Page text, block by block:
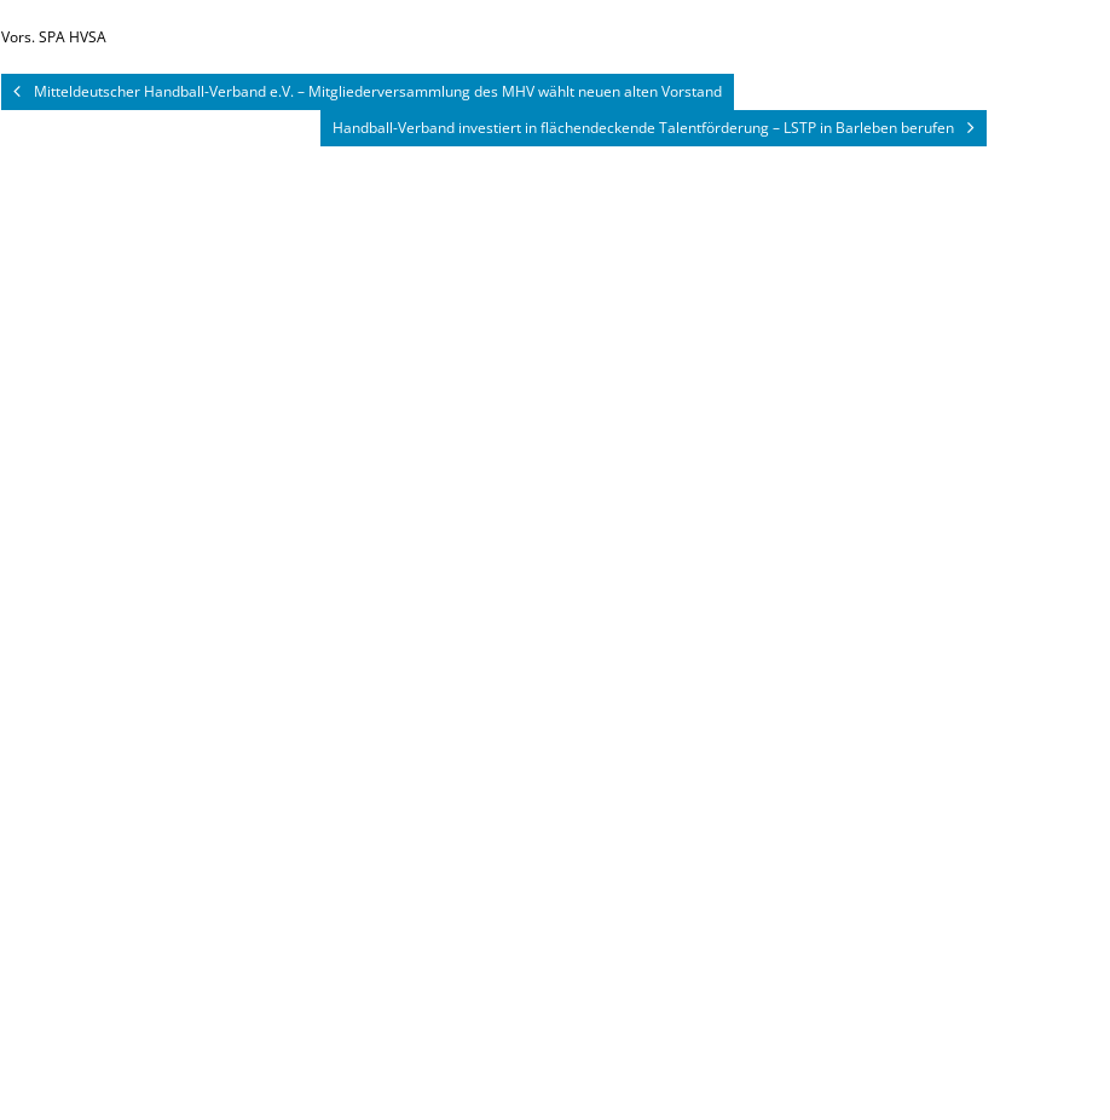
Vors. SPA HVSA
Mitteldeutscher Handball-Verband e.V. – Mitgliederversammlung des MHV wählt neuen alten Vorstand
Handball-Verband investiert in flächendeckende Talentförderung – LSTP in Barleben berufen